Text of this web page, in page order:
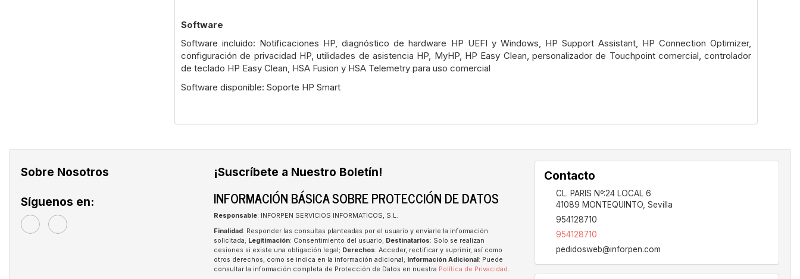
Software
Software incluido: Notificaciones HP, diagnóstico de hardware HP UEFI y Windows, HP Support Assistant, HP Connection Optimizer,
configuración de privacidad HP, utilidades de asistencia HP, MyHP, HP Easy Clean, personalizador de Touchpoint comercial, controlador
de teclado HP Easy Clean, HSA Fusion y HSA Telemetry para uso comercial
Software disponible: Soporte HP Smart
Sobre Nosotros
Síguenos en:
¡Suscríbete a Nuestro Boletín!
INFORMACIÓN BÁSICA SOBRE PROTECCIÓN DE DATOS
Responsable: INFORPEN SERVICIOS INFORMATICOS, S.L.
Finalidad : Responder las consultas planteadas por el usuario y enviarle la información
solicitada; Legitimación: Consentimiento del usuario; Destinatarios: Solo se realizan
cesiones si existe una obligación legal; Derechos: Acceder, rectificar y suprimir, así como
otros derechos, como se indica en la información adicional;
Información Adicional : Puede
consultar la información completa de Protección de Datos en nuestra Política de Privacidad .
Contacto
CL. PARIS Nº:24 LOCAL 6
41089 MONTEQUINTO, Sevilla
954128710
954128710
pedidosweb@inforpen.com